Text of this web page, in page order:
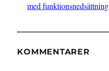
med funktionsnedsättning
KOMMENTARER